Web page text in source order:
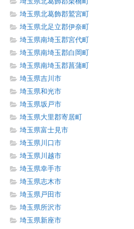
埼玉県北葛飾郡鷲宮町
埼玉県北足立郡伊奈町
埼玉県南埼玉郡宮代町
埼玉県南埼玉郡白岡町
埼玉県南埼玉郡菖蒲町
埼玉県吉川市
埼玉県和光市
埼玉県坂戸市
埼玉県大里郡寄居町
埼玉県富士見市
埼玉県川口市
埼玉県川越市
埼玉県幸手市
埼玉県志木市
埼玉県戸田市
埼玉県所沢市
埼玉県新座市